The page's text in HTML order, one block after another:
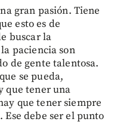
gran pasión. Tiene
esto es de
buscar la
paciencia son
de gente talentosa.
se pueda,
que tener una
que tener siempre
debe ser el punto